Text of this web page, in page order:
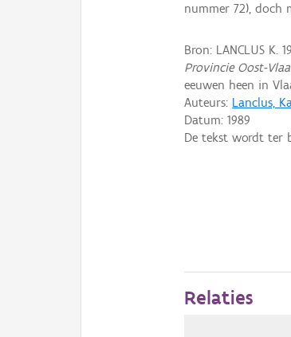
nummer 72), doch
Bron: LANCLUS K.
Provincie Oost-
eeuwen heen in
Auteurs: Lanclus,
Datum:1989
De tekst wordt ter
Relaties